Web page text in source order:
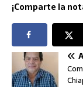
¡Comparte la